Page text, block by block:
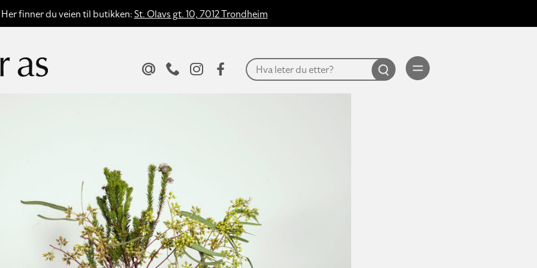
Her finner du veien til butikken:St. Olavs gt. 10, 7012 Trondheim